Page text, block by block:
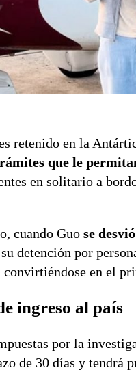
retenido en la
que le
en solitario a
cuando Guo se
detención por
convirtiéndose en el
ingreso al país
por la
de 30 días y tendrá